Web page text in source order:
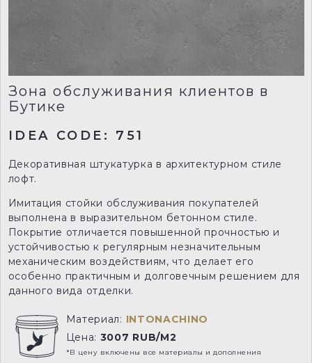
Зона обслуживания клиентов в
Бутике
IDEA CODE: 751
Декоративная штукатурка в архитектурном стиле
лофт.
Имитация стойки обслуживания покупателей
выполнена в выразительном бетонном стиле.
Покрытие отличается повышенной прочностью и
устойчивостью к регулярным незначительным
механическим воздействиям, что делает его
особенно практичным и долговечным решением для
данного вида отделки.
Материал: INTONACHINO
Цена: 3007 RUB/M2
*В цену включены все материалы и дополнения